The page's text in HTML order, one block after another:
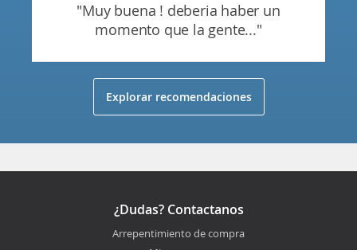
"muy buena ! deberia haber un
momento que la gente..."
Explorar recomendaciones
¿Dudas? Contactanos
Arrepentimiento de compra